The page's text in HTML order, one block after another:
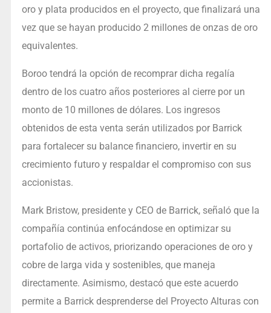
oro y plata producidos en el proyecto, que finalizará una
vez que se hayan producido 2 millones de onzas de oro
equivalentes.
Boroo tendrá la opción de recomprar dicha regalía
dentro de los cuatro años posteriores al cierre por un
monto de 10 millones de dólares. Los ingresos
obtenidos de esta venta serán utilizados por Barrick
para fortalecer su balance financiero, invertir en su
crecimiento futuro y respaldar el compromiso con sus
accionistas.
Mark Bristow, presidente y CEO de Barrick, señaló que la
compañía continúa enfocándose en optimizar su
portafolio de activos, priorizando operaciones de oro y
cobre de larga vida y sostenibles, que maneja
directamente. Asimismo, destacó que este acuerdo
permite a Barrick desprenderse del Proyecto Alturas con